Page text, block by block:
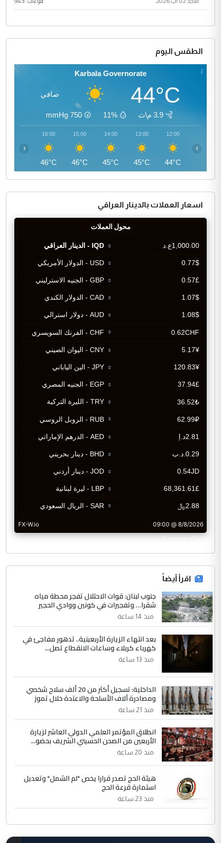
الطقس اليوم
Karbala Governorate
44°C صافي
3.9 م\ث 11%
750
mmHg
12:00
44°C
13:00
45°C
14:00
45°C
15:00
46°C
16:00
46°C
‹ ›
اسعار العملات بالدينار العراقي
CurrencyRate
اقرأ أيضاً
جنوب لبنان: قوات الاحتلال تفجر محطة مياه
شقرا… وتفجيرات في كونين ووادي الحجير
منذ 14 ساعة
بعد انتهاء الزيارة الأربعينية.. تدهور مفاجئ في
كهرباء كربلاء وساعات الانقطاع تصل...
منذ 13 ساعة
الداخلية: تسجيل أكثر من 20 ألف سلاح شخصي
ومصادرة آلاف الأسلحة والاعتدة خلال تموز
منذ 21 ساعة
انطلاق المؤتمر العلمي الدولي العاشر لزيارة
الأربعين من الصحن الحسيني الشريف بحضو...
منذ 20 ساعة
هيئة الحج تصدر قرارا يخص "لم الشمل" وتعديل
استمارة قرعة الحج
منذ 23 ساعة